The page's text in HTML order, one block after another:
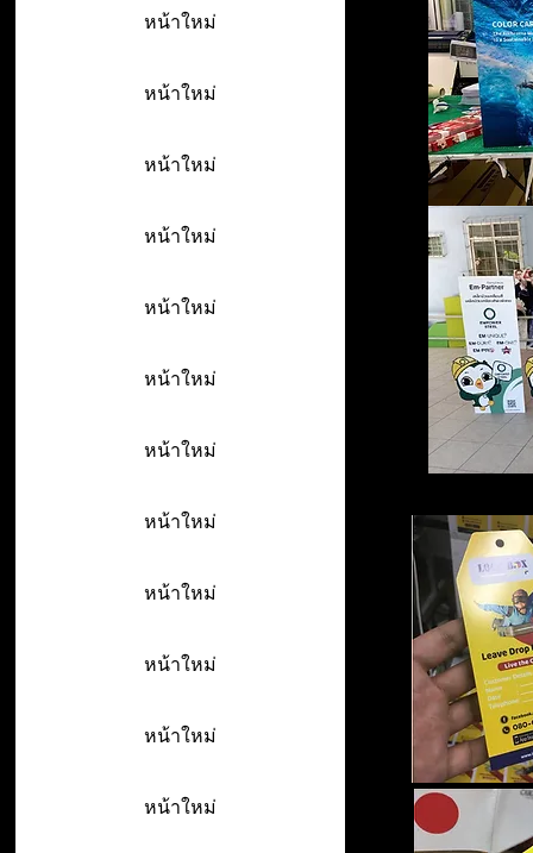
หน้าใหม่
หน้าใหม่
หน้าใหม่
หน้าใหม่
หน้าใหม่
หน้าใหม่
หน้าใหม่
หน้าใหม่
หน้าใหม่
หน้าใหม่
หน้าใหม่
หน้าใหม่